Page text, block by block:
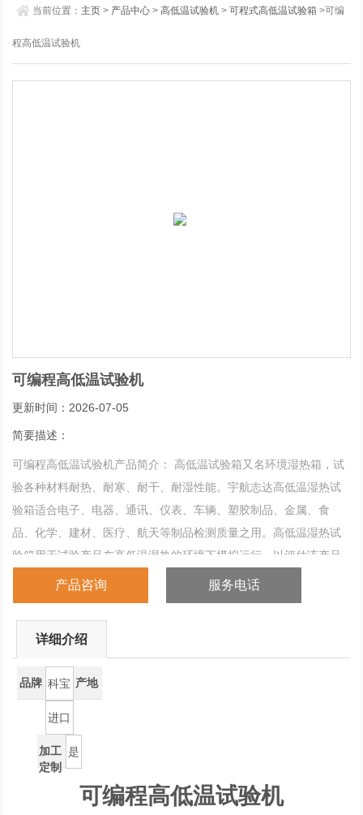
当前位置： 主页 > 产品中心 >高低温试验机 >可程式高低温试验箱 >可编
程高低温试验机
可编程高低温试验机
更新时间：2026-07-05
简要描述：
可编程高低温试验机产品简介： 高低温试验箱又名环境湿热箱，试
验各种材料耐热、耐寒、耐干、耐湿性能。宇航志达高低温湿热试
验箱适合电子、电器、通讯、仪表、车辆、塑胶制品、金属、食
品、化学、建材、医疗、航天等制品检测质量之用。高低温湿热试
验箱用于试验产品在高低温湿热的环境下模拟运行，以评估该产品
的工作品质。根据设定之温度点通过PID自动运算输出的结果去控制
加热器的输出量，终达到一种动态平衡
产品咨询 服务电话
详细介绍
品牌 科宝 产地
进口
加工
定制
是
可编程高低温试验机